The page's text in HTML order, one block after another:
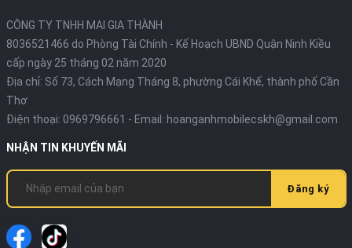
CÔNG TY TNHH MAI GIA THÀNH
8036521466 do Phòng Tài Chính - Kế Hoạch UBND Quận Ninh Kiều
cấp ngày 25 tháng 02 năm 2020
Địa chỉ: Số 73, Cách Mạng Tháng 8, phường Cái Khế, thành phố Cần
Thơ
Điện thoại: 0969796661 - Email: hoanganhmobilecskh@gmail.com
NHẬN TIN KHUYẾN MÃI
Đăng ký